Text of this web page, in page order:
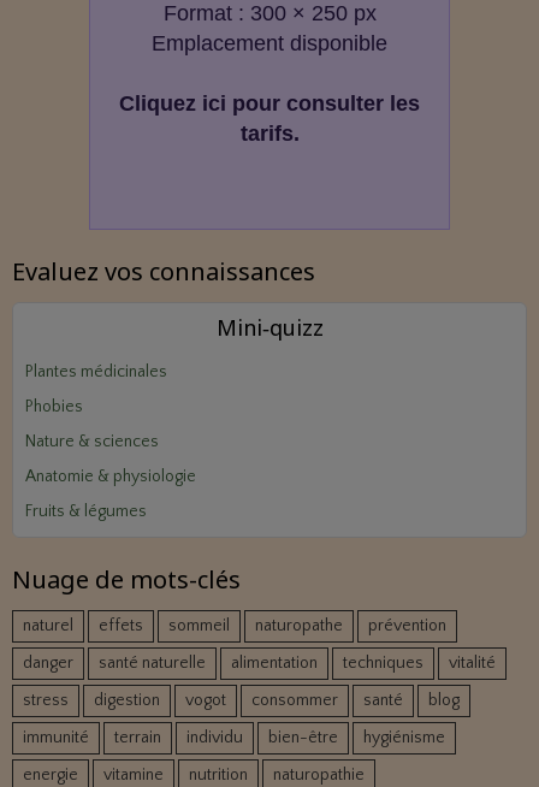
Format : 300 × 250 px
Emplacement disponible
Cliquez ici pour consulter les
tarifs.
Evaluez vos connaissances
Mini‑quizz
Plantes médicinales
Phobies
Nature & sciences
Anatomie & physiologie
Fruits & légumes
Nuage de mots-clés
naturel effets sommeil naturopathe
prévention
danger
santé naturelle alimentation techniques
vitalité
stress
digestion vogot consommer santé
blog
immunité
terrain individu bien-être
hygiénisme
energie
vitamine nutrition naturopathie